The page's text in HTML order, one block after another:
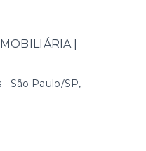
|
- São Paulo/SP,